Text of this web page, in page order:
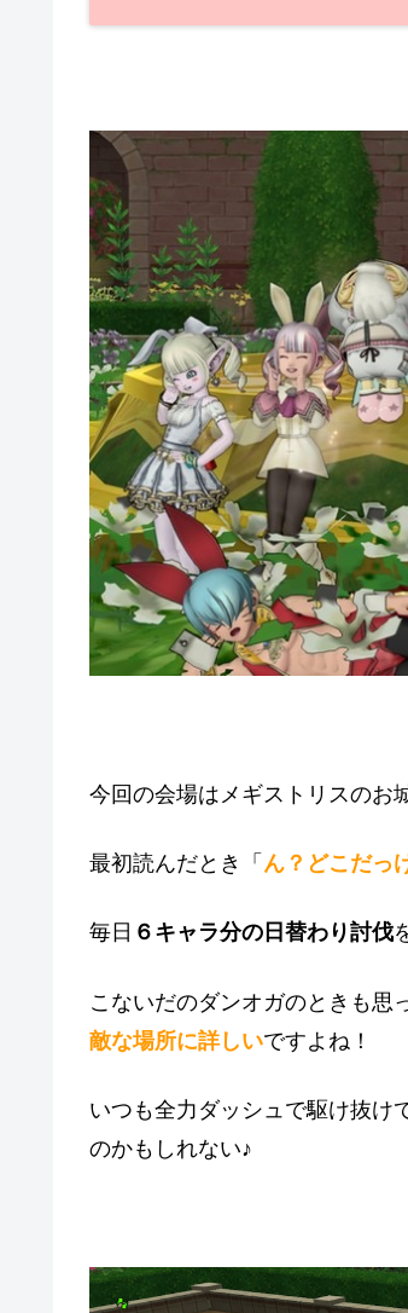
今回の会場はメギストリスのお
最初読んだとき「 ん？どこだっ
毎日 ６キャラ分の日替わり討伐
こないだのダンオガのときも思
敵な場所に詳しいですよね！
いつも全力ダッシュで駆け抜け
のかもしれない♪